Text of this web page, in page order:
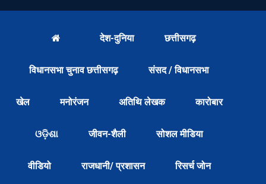
देश-दुनिया छत्तीसगढ़
विधानसभा चुनाव छत्तीसगढ़ संसद / विधानसभा
खेल मनोरंजन अतिथि लेखक कारोबार
ଓଡ଼ିଶା जीवन-शैली सोशल मीडिया
वीडियो राजधानी/ प्रशासन रिसर्च जोन